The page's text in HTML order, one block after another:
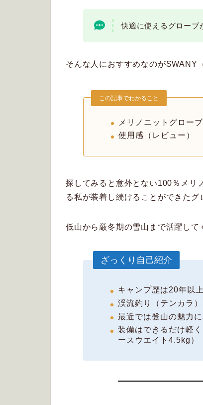
快適に使えるグローブ
そんな人におすすめなのがSWANY
この記事でわかること
メリノニットグロー
使用感（レビュー）
探してみると意外とない100％メリ
る私が装着し続けることができたグ
低山から厳冬期の雪山まで活躍して
ざっくり自己紹介
キャンプ歴は20年以上
渓流釣り（テンカラ）
最近では登山の魅力
装備はできるだけ軽
ースウエイト4.5kg）